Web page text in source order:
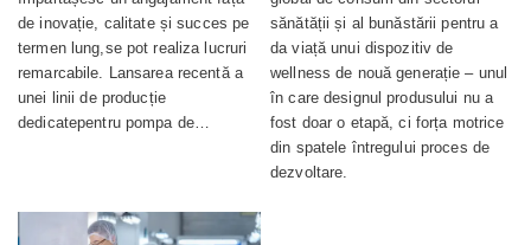
pompe de ungere
automată
de inovație, calitate și succes pe
termen lung,se pot realiza lucruri
remarcabile. Lansarea recentă a
unei linii de producție
dedicatepentru pompa de…
integrat
sănătății și al bunăstării pentru a
da viață unui dispozitiv de
wellness de nouă generație – unul
în care designul produsului nu a
fost doar o etapă, ci forța motrice
din spatele întregului proces de
dezvoltare.